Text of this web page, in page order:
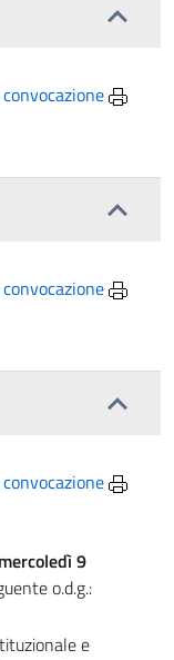
mercoledì 9
o.d.g.:
e